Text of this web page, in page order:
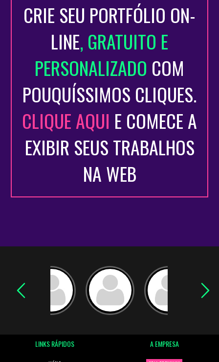
CRIE SEU PORTFÓLIO ON-
LINE, GRATUITO E
PERSONALIZADO COM
POUQUÍSSIMOS CLIQUES.
CLIQUE AQUI E COMECE A
EXIBIR SEUS TRABALHOS
NA WEB
LINKS RÁPIDOS A EMPRESA